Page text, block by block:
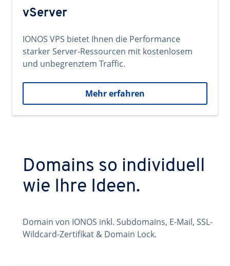
vServer
IONOS VPS bietet Ihnen die Performance
starker Server-Ressourcen mit kostenlosem
und unbegrenztem Traffic.
Mehr erfahren
Domains so individuell
wie Ihre Ideen.
Domain von IONOS inkl. Subdomains, E-Mail, SSL-
Wildcard-Zertifikat & Domain Lock.